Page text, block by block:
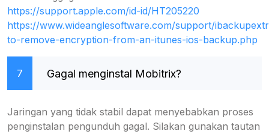
https://support.apple.com/id-id/HT205220
https://www.wideanglesoftware.com/support/
to-remove-encryption-from-an-itunes-ios-backup.php
7 Gagal menginstal Mobitrix?
Jaringan yang tidak stabil dapat menyebabkan proses
penginstalan pengunduh gagal. Silakan gunakan tautan